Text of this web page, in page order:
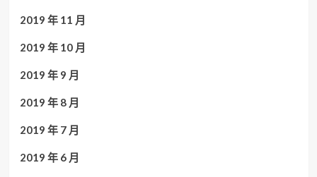
2019 年 11 月
2019 年 10 月
2019 年 9 月
2019 年 8 月
2019 年 7 月
2019 年 6 月